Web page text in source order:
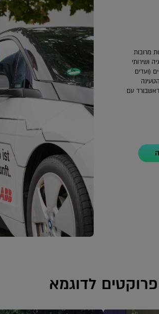
מרובות
ושירותי
(ועדים
עם
פרוקטים לדוגמא